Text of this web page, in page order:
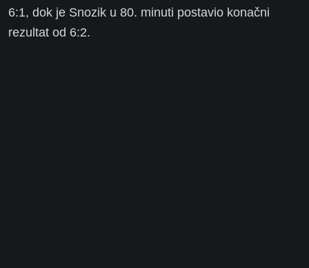
6:1, dok je Snozik u 80. minuti postavio konačni
rezultat od 6:2.